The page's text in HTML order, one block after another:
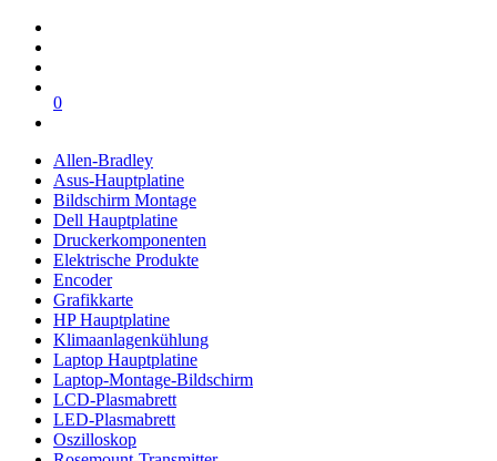
0
Allen-Bradley
Asus-Hauptplatine
Bildschirm Montage
Dell Hauptplatine
Druckerkomponenten
Elektrische Produkte
Encoder
Grafikkarte
HP Hauptplatine
Klimaanlagenkühlung
Laptop Hauptplatine
Laptop-Montage-Bildschirm
LCD-Plasmabrett
LED-Plasmabrett
Oszilloskop